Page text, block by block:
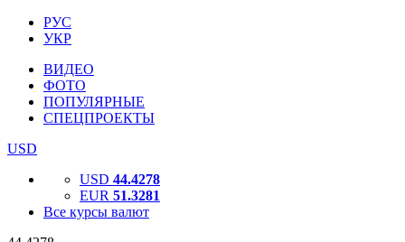
РУС
УКР
ВИДЕО
ФОТО
ПОПУЛЯРНЫЕ
СПЕЦПРОЕКТЫ
USD
USD 44.4278
EUR 51.3281
Все курсы валют